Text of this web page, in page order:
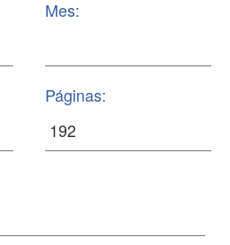
Mes:
Páginas: